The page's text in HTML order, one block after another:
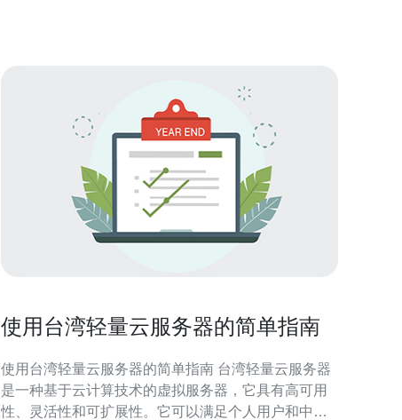
使用台湾轻量云服务器的简单指南
使用台湾轻量云服务器的简单指南 台湾轻量云服务器
是一种基于云计算技术的虚拟服务器，它具有高可用
性、灵活性和可扩展性。它可以满足个人用户和中小